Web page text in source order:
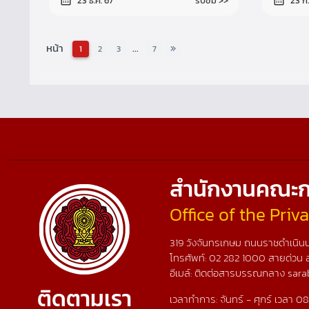
หน้า 1 2 3 ... 7
ติดตามเรา
สำนักงานคณะ
Office of the
319 วังจันทรเกษม ถนนราชดำเนิ
โทรศัพท์:02 282 1000 สายด่วน
อีเมล์: ติดต่อสารบรรณกลาง
เวลาทำการ: จันทร์ - ศุกร์ เวลา